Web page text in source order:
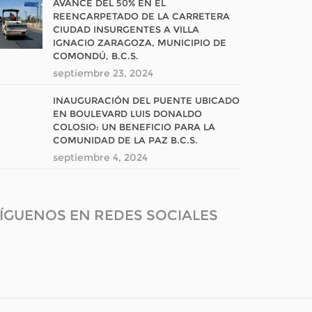
AVANCE DEL 50% EN EL
REENCARPETADO DE LA CARRETERA
CIUDAD INSURGENTES A VILLA
IGNACIO ZARAGOZA, MUNICIPIO DE
COMONDÚ, B.C.S.
septiembre 23, 2024
INAUGURACIÓN DEL PUENTE UBICADO
EN BOULEVARD LUIS DONALDO
COLOSIO: UN BENEFICIO PARA LA
COMUNIDAD DE LA PAZ B.C.S.
septiembre 4, 2024
EN REDES SOCIALES